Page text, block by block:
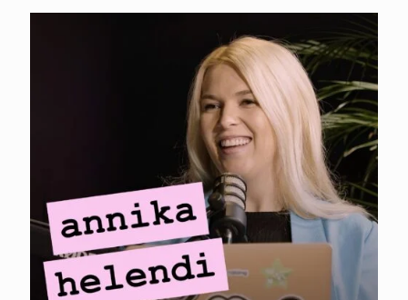
ANNIKA HELENDI. AI
kasutamine
turunduses